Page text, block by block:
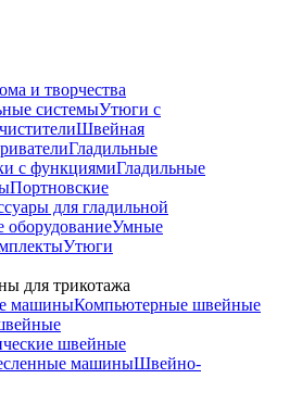
и творчества
системыУтюги с
Швейная
Гладильные
с функциямиГладильные
Портновские
для гладильной
Умные
Утюги
для трикотажа
машиныКомпьютерные швейные
швейные
машиныШвейно-